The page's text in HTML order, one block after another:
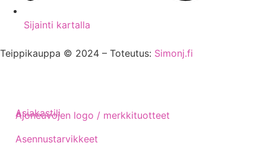
Sijainti kartalla
Teippikauppa © 2024 – Toteutus: Simonj.fi
Ajoneuvojen logo / merkkituotteet
Asennustarvikkeet
Asiakastili